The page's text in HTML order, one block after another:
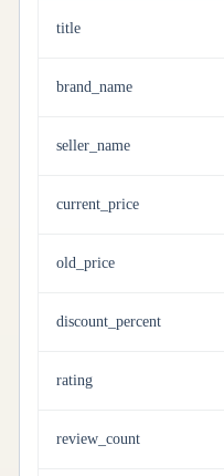
title
brand_name
seller_name
current_price
old_price
discount_percent
rating
review_count